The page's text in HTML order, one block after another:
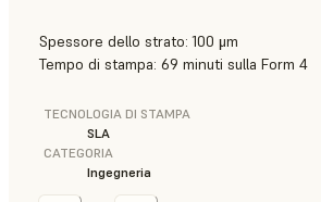
Spessore dello strato: 100 μm
Tempo di stampa: 69 minuti sulla Form 4
TECNOLOGIA DI STAMPA
SLA
CATEGORIA
Ingegneria